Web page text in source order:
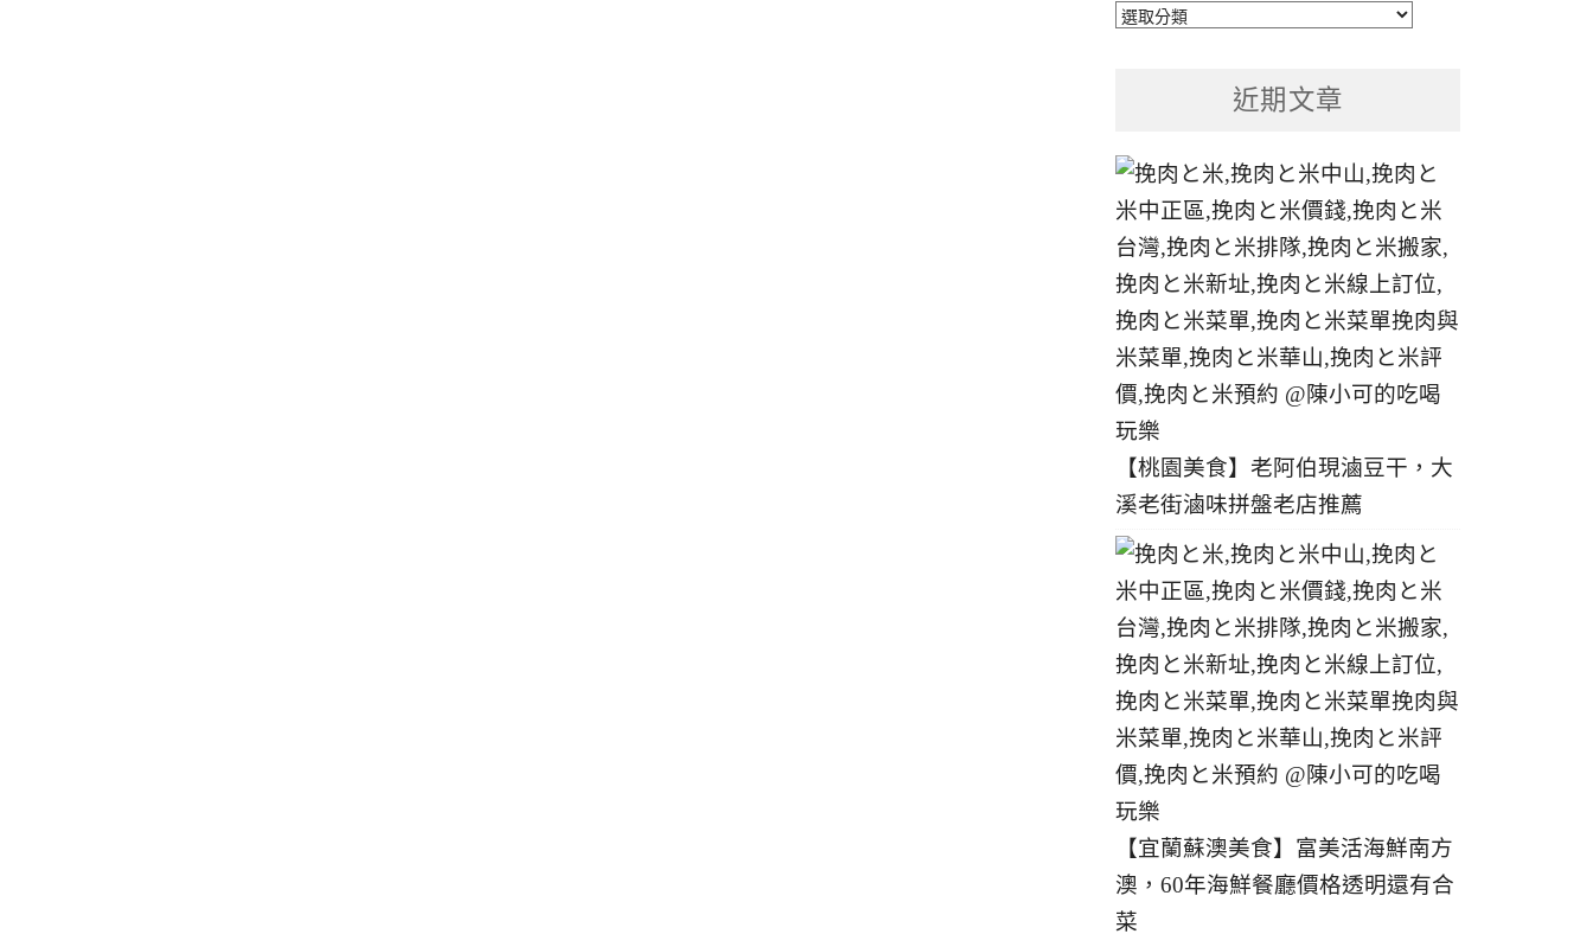
文
近期文章
【桃園美食】老阿伯現滷豆干，大
溪老街滷味拼盤老店推薦
【宜蘭蘇澳美食】富美活海鮮南方
澳，60年海鮮餐廳價格透明還有合
菜